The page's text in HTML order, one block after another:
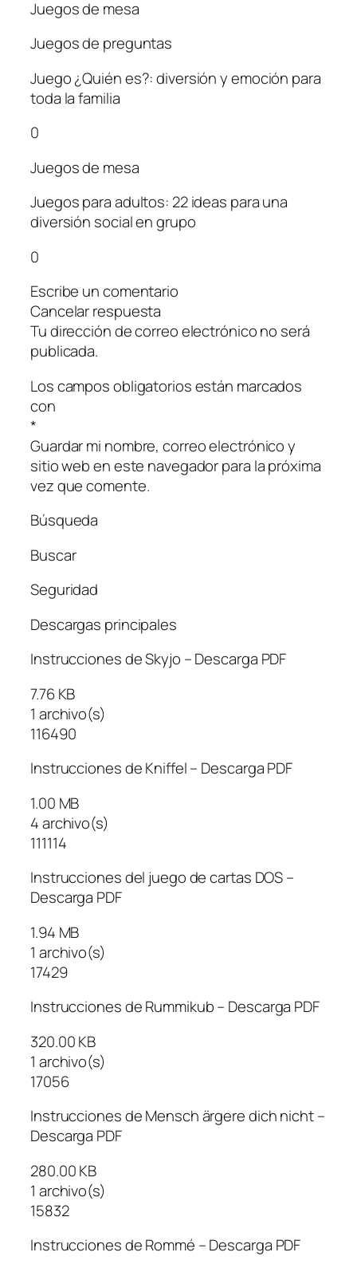
Juegos de mesa
Juegos de preguntas
Juego ¿Quién es?: diversión y emoción para
toda la familia
0
Juegos de mesa
Juegos para adultos: 22 ideas para una
diversión social en grupo
0
Escribe un comentario
Cancelar respuesta
Tu dirección de correo electrónico no será
publicada.
Los campos obligatorios están marcados
con
*
Guardar mi nombre, correo electrónico y
sitio web en este navegador para la próxima
vez que comente.
Búsqueda
Buscar
Seguridad
Descargas principales
Instrucciones de Skyjo – Descarga PDF
7.76 KB
1 archivo(s)
116490
Instrucciones de Kniffel – Descarga PDF
1.00 MB
4 archivo(s)
111114
Instrucciones del juego de cartas DOS –
Descarga PDF
1.94 MB
1 archivo(s)
17429
Instrucciones de Rummikub – Descarga PDF
320.00 KB
1 archivo(s)
17056
Instrucciones de Mensch ärgere dich nicht –
Descarga PDF
280.00 KB
1 archivo(s)
15832
Instrucciones de Rommé – Descarga PDF